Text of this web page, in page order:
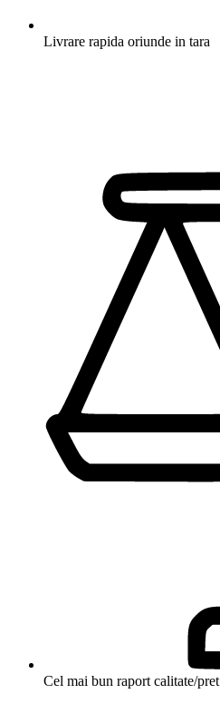
Livrare rapida oriunde in tara
Cel mai bun raport calitate/pret